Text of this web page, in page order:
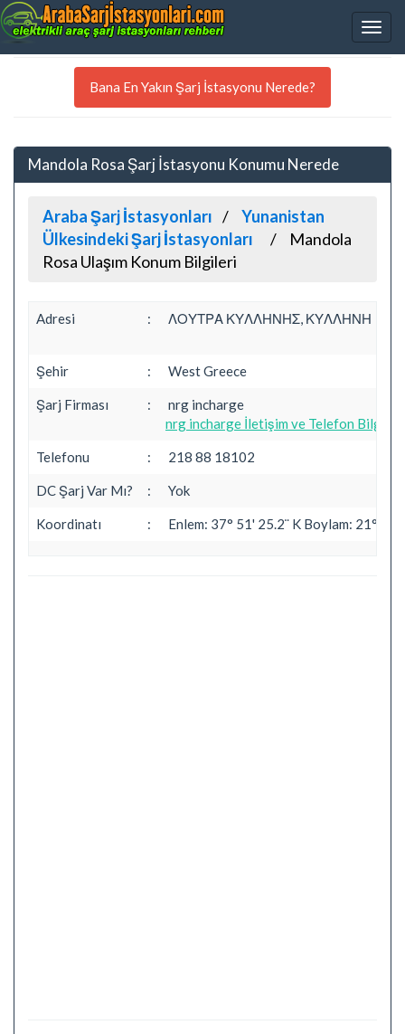
Bana En Yakın Şarj İstasyonu Nerede?
Mandola Rosa Şarj İstasyonu Konumu Nerede
Araba Şarj İstasyonları
Yunanistan
Ülkesindeki Şarj İstasyonları
Mandola
Rosa Ulaşım Konum Bilgileri
Adresi : ΛΟΥΤΡΑ ΚΥΛΛΗΝΗΣ, ΚΥΛΛΗΝΗ
Şehir : West Greece
Şarj Firması :
nrg incharge
nrg incharge İletişim ve Telefon Bilgileri
Telefonu : 218 88 18102
DC Şarj Var Mı? : Yok
Koordinatı : Enlem: 37° 51' 25.2¨ K Boylam: 21° 6'